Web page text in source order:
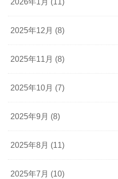
2025年12月 (8)
2025年11月 (8)
2025年10月 (7)
2025年9月 (8)
2025年8月 (11)
2025年7月 (10)